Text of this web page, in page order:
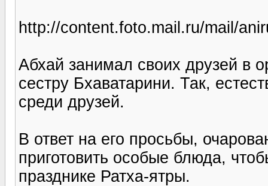
http://content.foto.mail.ru/mail/
Абхай занимал своих друзей в
сестру Бхаватарини. Так,
среди друзей.
В ответ на его просьбы,
приготовить особые блюда,
празднике Ратха-ятры.